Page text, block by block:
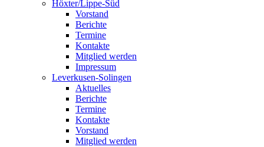
Höxter/Lippe-Süd
Vorstand
Berichte
Termine
Kontakte
Mitglied werden
Impressum
Leverkusen-Solingen
Aktuelles
Berichte
Termine
Kontakte
Vorstand
Mitglied werden